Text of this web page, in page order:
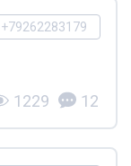
+79262283179
1229 12